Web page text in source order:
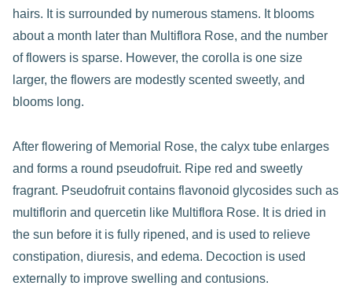
hairs. It is surrounded by numerous stamens. It blooms
about a month later than Multiflora Rose, and the number
of flowers is sparse. However, the corolla is one size
larger, the flowers are modestly scented sweetly, and
blooms long.
After flowering of Memorial Rose, the calyx tube enlarges
and forms a round pseudofruit. Ripe red and sweetly
fragrant. Pseudofruit contains flavonoid glycosides such as
multiflorin and quercetin like Multiflora Rose. It is dried in
the sun before it is fully ripened, and is used to relieve
constipation, diuresis, and edema. Decoction is used
externally to improve swelling and contusions.